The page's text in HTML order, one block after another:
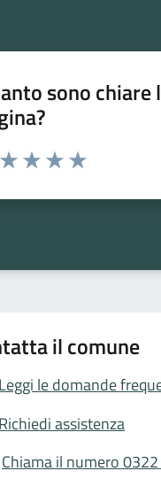
sono
da 1 a 5 stelle la pagina
il comune
Leggi le domande
Richiedi assistenza
Chiama il numero